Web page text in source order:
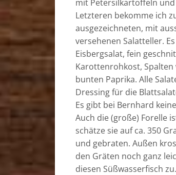
mit Petersilkartoffeln
Letzteren bekomme ich
ausgezeichneten, mit
versehenen Salatteller.
Eisbergsalat, fein
Karottenrohkost,
bunten Paprika. Alle
Dressing für die
Es gibt bei Bernhard
Auch die (große) Forelle
schätze sie auf ca. 350
und gebraten. Außen
den Gräten noch ganz
diesen Süßwasserfisch